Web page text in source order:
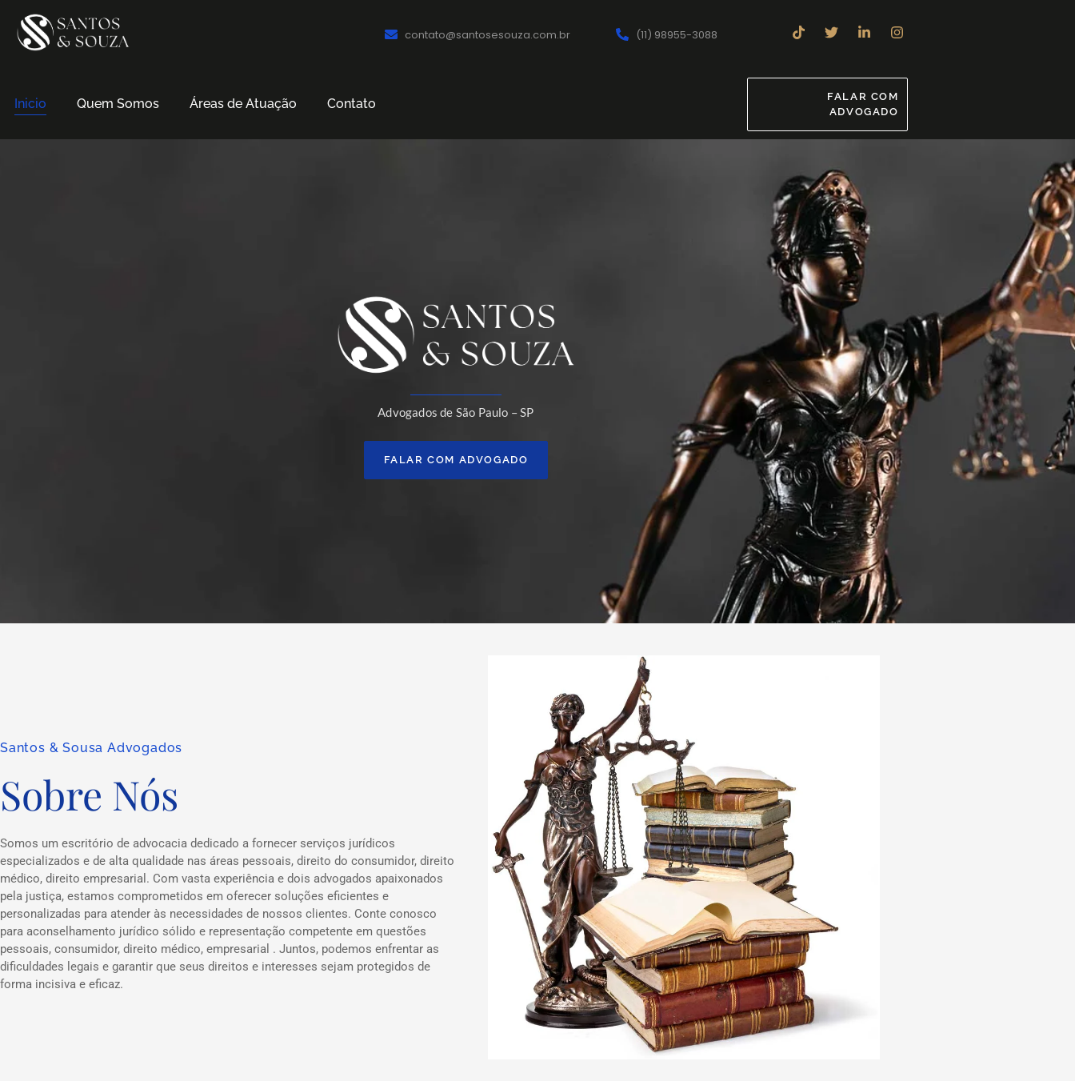
contato@santosesouza.com.br (11) 98955-3088
Inicio Quem Somos Áreas de Atuação Contato
FALAR COM
ADVOGADO
Advogados de São Paulo – SP
FALAR COM ADVOGADO
Santos & Sousa Advogados
Sobre Nós
Somos um escritório de advocacia dedicado a fornecer serviços jurídicos
especializados e de alta qualidade nas áreas pessoais, direito do consumidor, direito
médico, direito empresarial. Com vasta experiência e dois advogados apaixonados
pela justiça, estamos comprometidos em oferecer soluções eficientes e
personalizadas para atender às necessidades de nossos clientes. Conte conosco
para aconselhamento jurídico sólido e representação competente em questões
pessoais, consumidor, direito médico, empresarial . Juntos, podemos enfrentar as
dificuldades legais e garantir que seus direitos e interesses sejam protegidos de
forma incisiva e eficaz.